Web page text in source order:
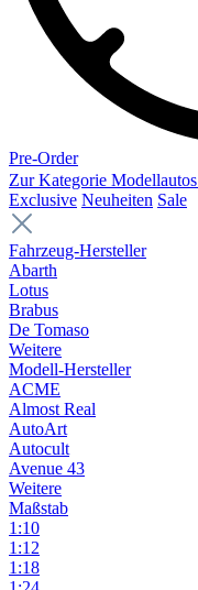
Pre-Order
Zur Kategorie Modellautos
Exclusive Neuheiten Sale
Fahrzeug-Hersteller
Abarth
Lotus
Brabus
De Tomaso
Weitere
Modell-Hersteller
ACME
Almost Real
AutoArt
Autocult
Avenue 43
Weitere
Maßstab
1:10
1:12
1:18